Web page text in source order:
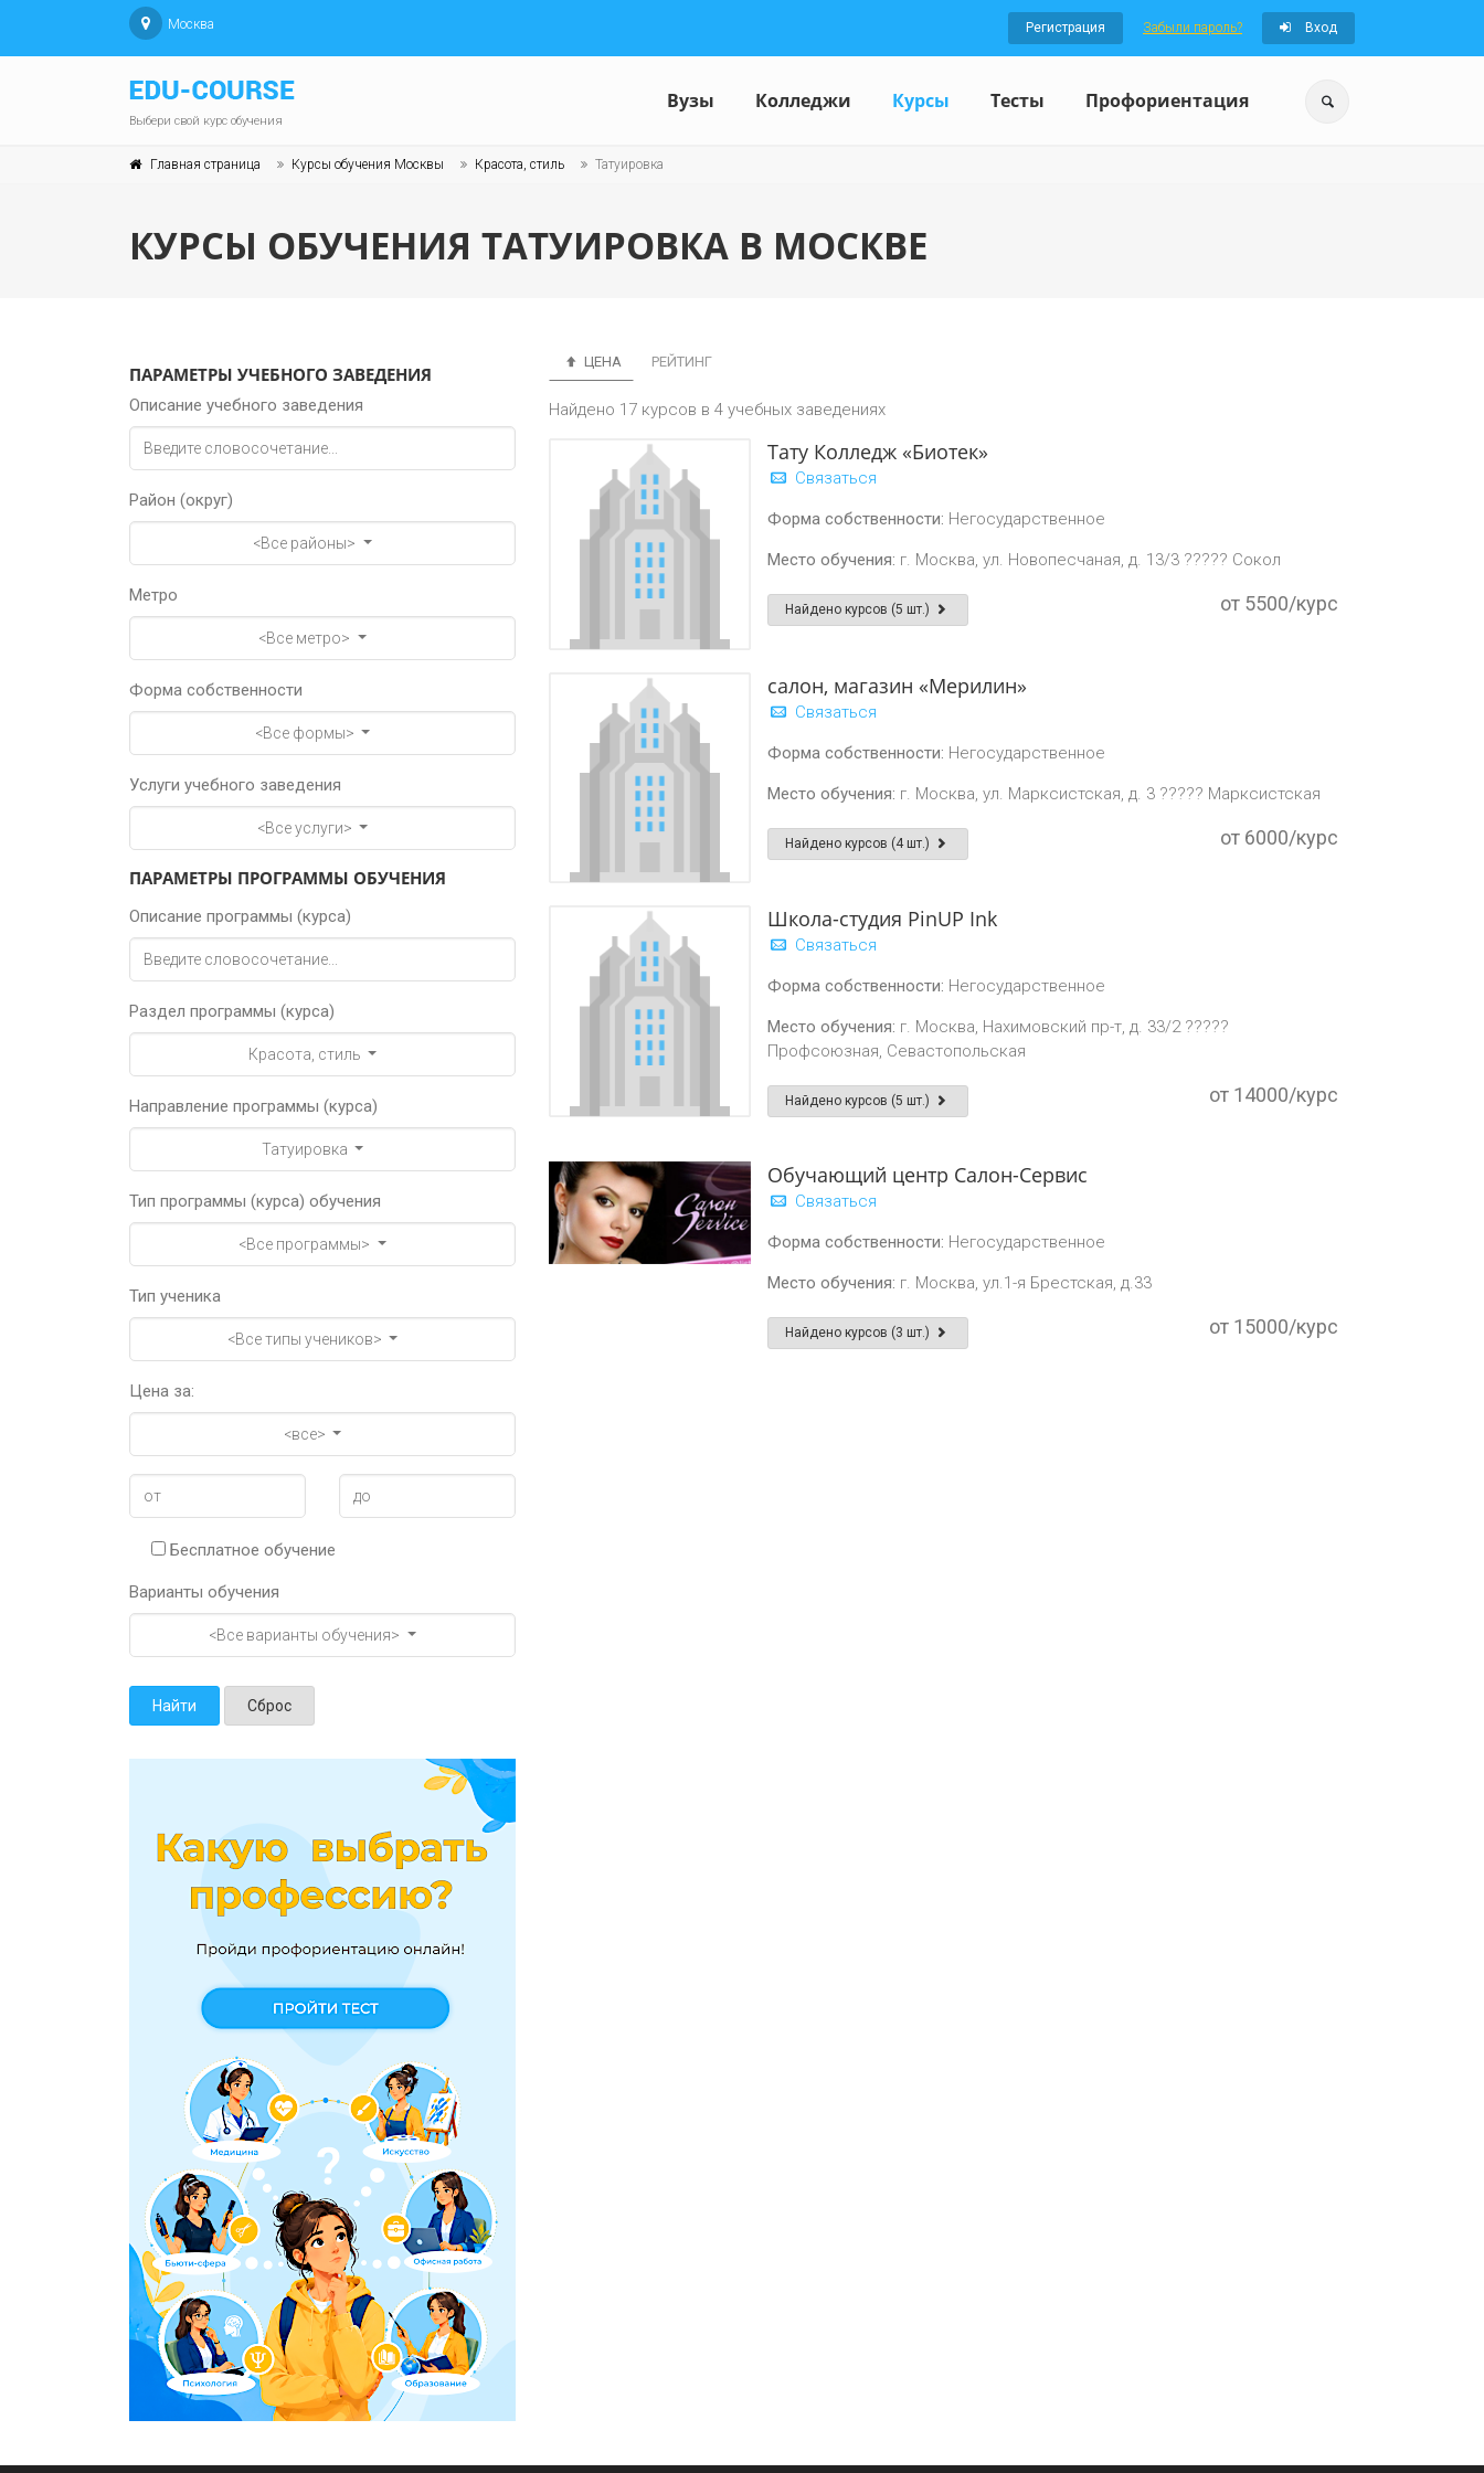
Москва Регистрация Забыли пароль? Вход
Выбери свой курс обучения
Вузы Колледжи Курсы Тесты Профориентация
Главная страница Курсы обучения Москвы Красота, стиль Татуировка
КУРСЫ ОБУЧЕНИЯ ТАТУИРОВКА В МОСКВЕ
ПАРАМЕТРЫ УЧЕБНОГО ЗАВЕДЕНИЯ
Описание учебного заведения
Район (округ)
<Все районы>
Метро
<Все метро>
Форма собственности
<Все формы>
Услуги учебного заведения
<Все услуги>
ПАРАМЕТРЫ ПРОГРАММЫ ОБУЧЕНИЯ
Описание программы (курса)
Раздел программы (курса)
Красота, стиль
Направление программы (курса)
Татуировка
Тип программы (курса) обучения
<Все программы>
Тип ученика
<Все типы учеников>
Цена за:
<все>
Бесплатное обучение
Варианты обучения
<Все варианты обучения>
Найти Сброс
ЦЕНА РЕЙТИНГ
Найдено 17 курсов в 4 учебных заведениях
Тату Колледж «Биотек»
Связаться
Форма собственности: Негосударственное
Место обучения: г. Москва, ул. Новопесчаная, д. 13/3 ????? Сокол
Найдено курсов (5 шт.) от 5500/курс
салон, магазин «Мерилин»
Связаться
Форма собственности: Негосударственное
Место обучения: г. Москва, ул. Марксистская, д. 3 ????? Марксистская
Найдено курсов (4 шт.) от 6000/курс
Школа-студия PinUP Ink
Связаться
Форма собственности: Негосударственное
Место обучения: г. Москва, Нахимовский пр-т, д. 33/2 ?????
Профсоюзная, Севастопольская
Найдено курсов (5 шт.) от 14000/курс
Обучающий центр Салон-Сервис
Связаться
Форма собственности: Негосударственное
Место обучения: г. Москва, ул.1-я Брестская, д.33
Найдено курсов (3 шт.) от 15000/курс